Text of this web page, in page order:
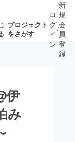
プロジェクト
をさがす
近いプ
ロ
グ
イ
ン
/
新
規
会
員
登
録
伊
み